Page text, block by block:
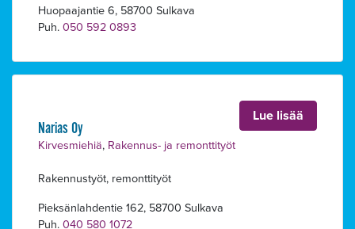
Huopaajantie 6, 58700 Sulkava
Puh.050 592 0893
Narias Oy
Kirvesmiehiä, Rakennus- ja remonttityöt
Lue lisää
Rakennustyöt, remonttityöt
Pieksänlahdentie 162, 58700 Sulkava
Puh.040 580 1072